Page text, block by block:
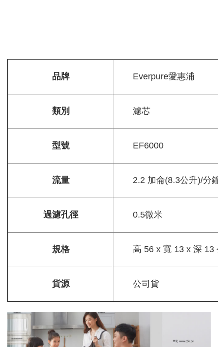
品牌 Everpure愛惠浦
類別 濾芯
型號 EF6000
流量 2.2 加侖(8.3公升)/分
過濾孔徑 0.5微米
規格 高 56 x 寬 13 x 深 13
貨源 公司貨